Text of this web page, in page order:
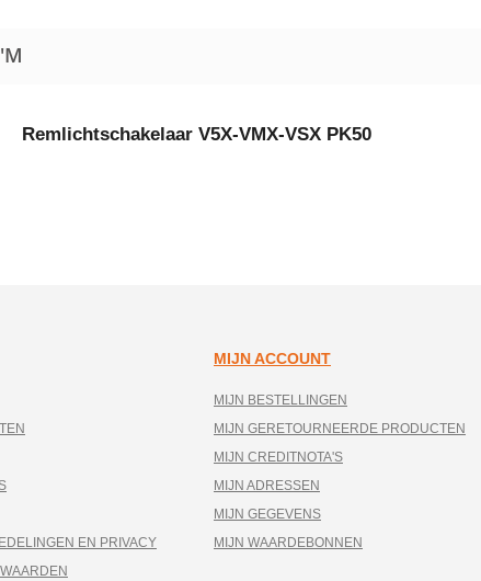
Remlichtschakelaar V5X-VMX-VSX PK50
EN PRIVACY
MIJN ACCOUNT
MIJN BESTELLINGEN
MIJN GERETOURNEERDE PRODUCTEN
MIJN CREDITNOTA'S
MIJN ADRESSEN
MIJN GEGEVENS
MIJN WAARDEBONNEN